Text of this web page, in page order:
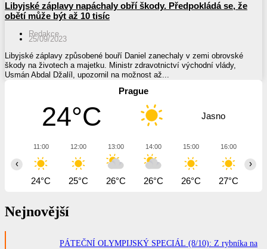
Libyjské záplavy napáchaly obří škody. Předpokládá se, že
obětí může být až 10 tisíc
Redakce
25/09/2023
Libyjské záplavy způsobené bouří Daniel zanechaly v zemi obrovské
škody na životech a majetku. Ministr zdravotnictví východní vlády,
Usmán Abdal Džalíl, upozornil na možnost až...
Prague
24°C Jasno
11:00
24°C
12:00
25°C
13:00
26°C
14:00
26°C
15:00
26°C
16:00
27°C
‹ ›
Nejnovější
PÁTEČNÍ OLYMPIJSKÝ SPECIÁL (8/10): Z rybníka na